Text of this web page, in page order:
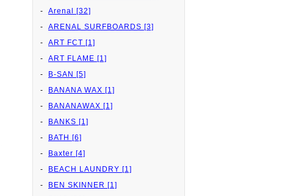
Arenal [32]
ARENAL SURFBOARDS [3]
ART FCT [1]
ART FLAME [1]
B-SAN [5]
BANANA WAX [1]
BANANAWAX [1]
BANKS [1]
BATH [6]
Baxter [4]
BEACH LAUNDRY [1]
BEN SKINNER [1]